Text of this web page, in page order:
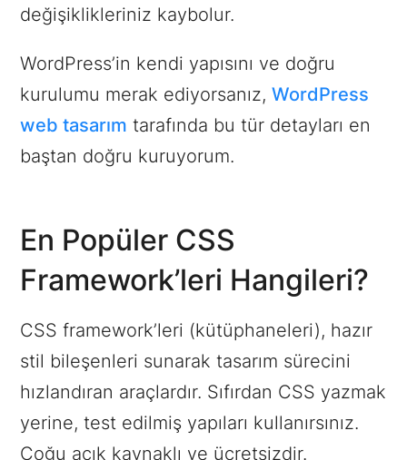
değişiklikleriniz kaybolur.
WordPress’in kendi yapısını ve doğru
kurulumu merak ediyorsanız,WordPress
web tasarım tarafında bu tür detayları en
baştan doğru kuruyorum.
En Popüler CSS
Framework’leri Hangileri?
CSS framework’leri (kütüphaneleri), hazır
stil bileşenleri sunarak tasarım sürecini
hızlandıran araçlardır. Sıfırdan CSS yazmak
yerine, test edilmiş yapıları kullanırsınız.
Çoğu açık kaynaklı ve ücretsizdir.